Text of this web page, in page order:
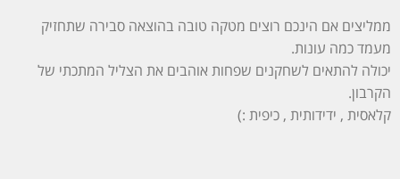
ממליצים אם הינכם רוצים מטקה טובה בהוצאה סבירה שתחזיק
מעמד כמה עונות.
יכולה להתאים לשחקנים שפחות אוהבים את הצליל המתכתי של
הקרבון.
קלאסית , ידידותית , כיפית :)